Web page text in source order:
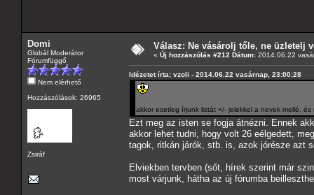
Domi
Globál Moderátor
Fórumfüggő
Nem elérhető
Hozzászólások: 26965
Zsiráf
Válasz: Ne vásárolj tőle, ne üzletelj
« Új hozzászólás #212 Dátum: 2014.06.22
Idézetet írta: vzoli - 2014.06.22 vasárnap, 23:00:28
akkor esetleg írjunk listát +/- jelekkel a nevek mellé,
Ezt meg az isten se fogja átnézni. Ennek
akkor lehet tudni, hogy volt 26 eélgedett,
tagok, ritkán járók, stb. is, azok jórésze azt
Elviekben tervben (sőt, hírek szerint már
most várjunk, hátha az új fórumba